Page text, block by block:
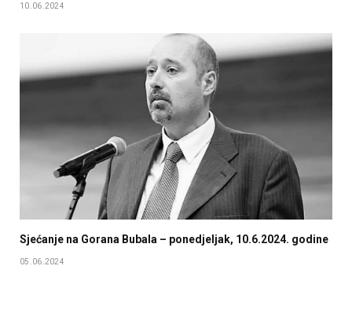
10.06.2024
Sjećanje na Gorana Bubala – ponedjeljak, 10.6.2024. godine
05.06.2024